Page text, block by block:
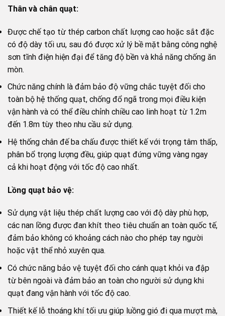
Thân và chân quạt:
Được chế tạo từ thép carbon chất lượng cao hoặc sắt đặc
có độ dày tối ưu, sau đó được xử lý bề mặt bằng công nghệ
sơn tĩnh điện hiện đại để tăng độ bền và khả năng chống ăn
mòn.
Chức năng chính là đảm bảo độ vững chắc tuyệt đối cho
toàn bộ hệ thống quạt, chống đổ ngã trong mọi điều kiện
vận hành và có thể điều chỉnh chiều cao linh hoạt từ 1.2m
đến 1.8m tùy theo nhu cầu sử dụng.
Hệ thống chân đế ba chấu được thiết kế với trọng tâm thấp,
phân bổ trọng lượng đều, giúp quạt đứng vững vàng ngay
cả khi hoạt động với tốc độ cao nhất.
Lồng quạt bảo vệ:
Sử dụng vật liệu thép chất lượng cao với độ dày phù hợp,
các nan lồng được đan khít theo tiêu chuẩn an toàn quốc tế,
đảm bảo không có khoảng cách nào cho phép tay người
hoặc vật thể nhỏ xuyên qua.
Có chức năng bảo vệ tuyệt đối cho cánh quạt khỏi va đập
từ bên ngoài và đảm bảo an toàn cho người sử dụng khi
quạt đang vận hành với tốc độ cao.
Thiết kế lỗ thoáng khí tối ưu giúp luồng gió đi qua mượt mà,